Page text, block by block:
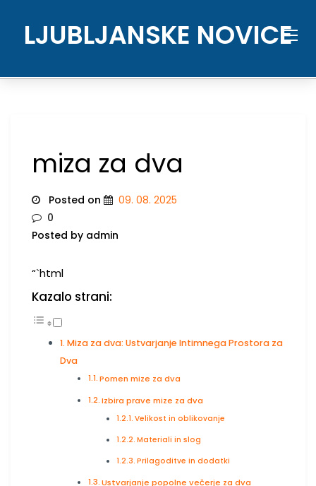
contentLJUBLJANSKE NOVICE
miza za dva
Posted on
09. 08. 2025
0
Posted by admin
“`html
Kazalo strani:
Miza za dva: Ustvarjanje Intimnega Prostora za
Dva
Pomen mize za dva
Izbira prave mize za dva
Velikost in oblikovanje
Materiali in slog
Prilagoditve in dodatki
Ustvarjanje popolne večerje za dva